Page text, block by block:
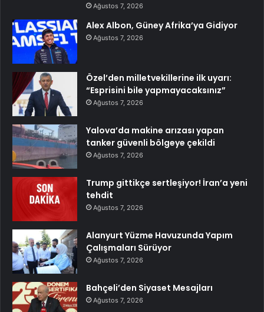
Ağustos 7, 2026
Alex Albon, Güney Afrika’ya Gidiyor
Ağustos 7, 2026
Özel’den milletvekillerine ilk uyarı:
“Esprisini bile yapmayacaksınız”
Ağustos 7, 2026
Yalova’da makine arızası yapan
tanker güvenli bölgeye çekildi
Ağustos 7, 2026
Trump gittikçe sertleşiyor! İran’a yeni
tehdit
Ağustos 7, 2026
Alanyurt Yüzme Havuzunda Yapım
Çalışmaları Sürüyor
Ağustos 7, 2026
Bahçeli’den Siyaset Mesajları
Ağustos 7, 2026